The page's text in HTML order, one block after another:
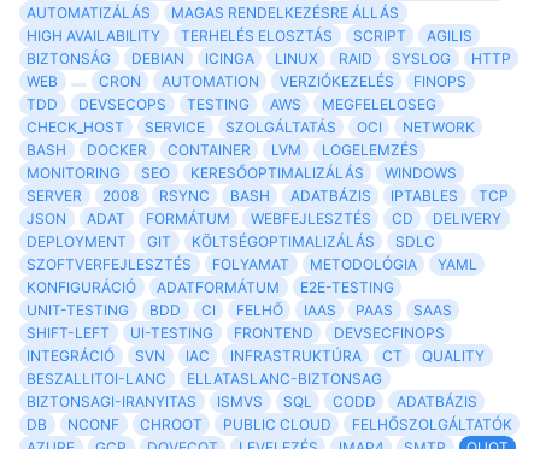
AUTOMATIZÁLÁS
MAGAS RENDELKEZÉSRE ÁLLÁS
HIGH AVAILABILITY
TERHELÉS ELOSZTÁS SCRIPT
AGILIS
BIZTONSÁG
DEBIAN ICINGA LINUX RAID SYSLOG
HTTP
WEB
CRON AUTOMATION VERZIÓKEZELÉS
FINOPS
TDD
DEVSECOPS TESTING AWS
MEGFELELOSEG
CHECK_HOST
SERVICE SZOLGÁLTATÁS OCI
NETWORK
BASH
DOCKER CONTAINER LVM
LOGELEMZÉS
MONITORING
SEO KERESŐOPTIMALIZÁLÁS
WINDOWS
SERVER
2008 RSYNC BASH ADATBÁZIS IPTABLES
TCP
JSON
ADAT FORMÁTUM WEBFEJLESZTÉS CD
DELIVERY
DEPLOYMENT
GIT KÖLTSÉGOPTIMALIZÁLÁS
SDLC
SZOFTVERFEJLESZTÉS
FOLYAMAT METODOLÓGIA
YAML
KONFIGURÁCIÓ
ADATFORMÁTUM
E2E-TESTING
UNIT-TESTING
BDD CI FELHŐ IAAS PAAS
SAAS
SHIFT-LEFT
UI-TESTING FRONTEND
DEVSECFINOPS
INTEGRÁCIÓ
SVN IAC INFRASTRUKTÚRA CT
QUALITY
BESZALLITOI-LANC
ELLATASLANC-BIZTONSAG
BIZTONSAGI-IRANYITAS
ISMVS SQL CODD
ADATBÁZIS
DB
NCONF CHROOT PUBLIC CLOUD
FELHŐSZOLGÁLTATÓK